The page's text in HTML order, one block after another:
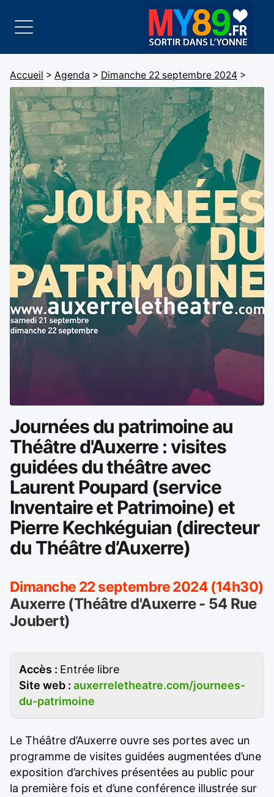
Accueil > Agenda > Dimanche 22 septembre 2024 >
Journées du patrimoine au
Théâtre d'Auxerre : visites
guidées du théâtre avec
Laurent Poupard (service
Inventaire et Patrimoine) et
Pierre Kechkéguian (directeur
du Théâtre d’Auxerre)
Dimanche 22 septembre 2024 (14h30)
Auxerre (Théâtre d'Auxerre - 54 Rue
Joubert)
Accès : Entrée libre
Site web : auxerreletheatre.com/journees-
du-patrimoine
Le Théâtre d’Auxerre ouvre ses portes avec un
programme de visites guidées augmentées d’une
exposition d’archives présentées au public pour
la première fois et d’une conférence illustrée sur